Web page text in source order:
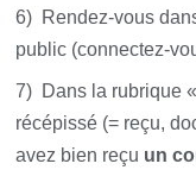
6) Rendez-vous
public (connectez-
7) Dans la rubrique
récépissé (= reçu,
avez bien reçu un